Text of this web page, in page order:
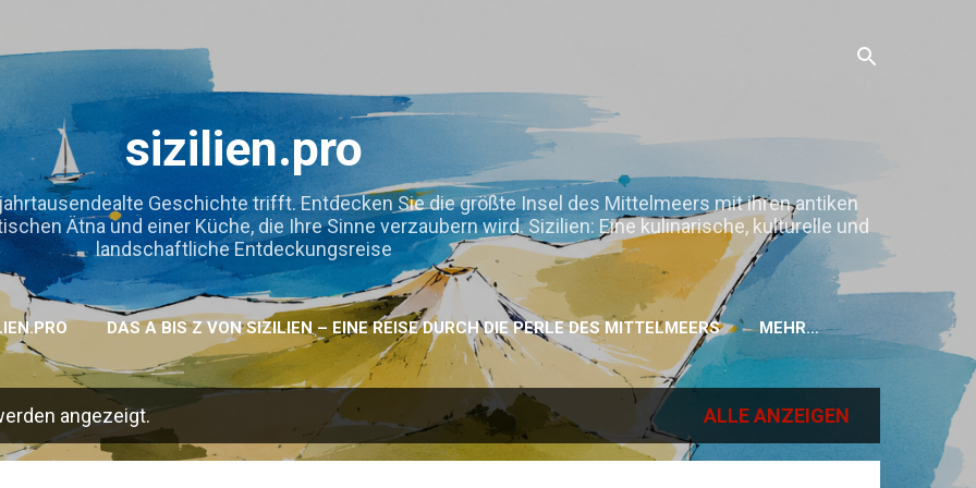
sizilien.pro
Geschichte trifft. Entdecken Sie die größte Insel des Mittelmeers mit ihren antiken
Ätna und einer Küche, die Ihre Sinne verzaubern wird. Sizilien: Eine kulinarische, kulturelle und
landschaftliche Entdeckungsreise
DAS A BIS Z VON SIZILIEN – EINE REISE DURCH DIE PERLE DES MITTELMEERS MEHR…
angezeigt. ALLE ANZEIGEN